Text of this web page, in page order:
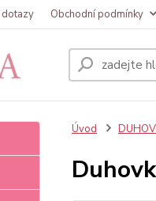
dotazy Obchodní podmínky
Úvod